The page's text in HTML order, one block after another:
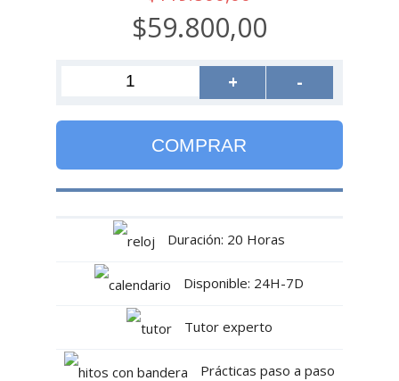
$59.800,00
+ -
COMPRAR
Duración: 20 Horas
Disponible: 24H-7D
Tutor experto
Prácticas paso a paso